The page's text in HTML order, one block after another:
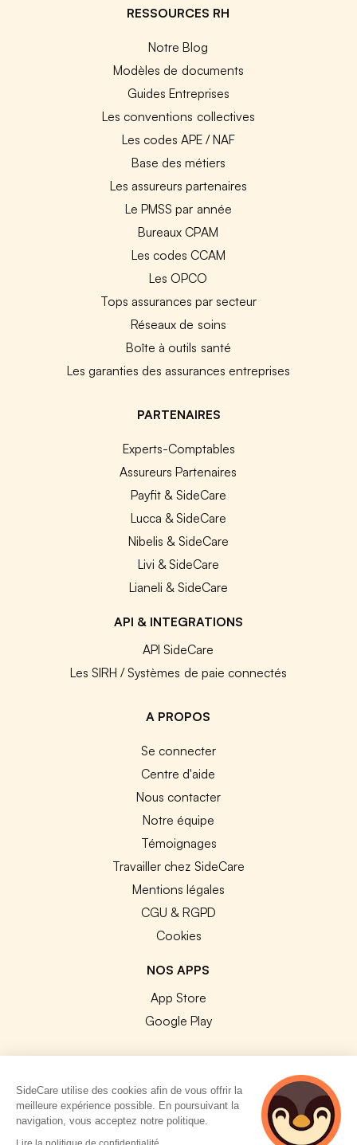
RESSOURCES RH
Notre Blog
Modèles de documents
Guides Entreprises
Les conventions collectives
Les codes APE / NAF
Base des métiers
Les assureurs partenaires
Le PMSS par année
Bureaux CPAM
Les codes CCAM
Les OPCO
Tops assurances par secteur
Réseaux de soins
Boîte à outils santé
Les garanties des assurances entreprises
PARTENAIRES
Experts-Comptables
Assureurs Partenaires
Payfit & SideCare
Lucca & SideCare
Nibelis & SideCare
Livi & SideCare
Lianeli & SideCare
API & INTEGRATIONS
API SideCare
Les SIRH / Systèmes de paie connectés
A PROPOS
Se connecter
Centre d'aide
Nous contacter
Notre équipe
Témoignages
Travailler chez SideCare
Mentions légales
CGU & RGPD
Cookies
NOS APPS
App Store
Google Play
© 2026 SideCare. Tous droits réservés.
SideCare utilise des cookies afin de vous offrir la
meilleure expérience possible. En poursuivant la
navigation, vous acceptez notre politique.
4 personnes